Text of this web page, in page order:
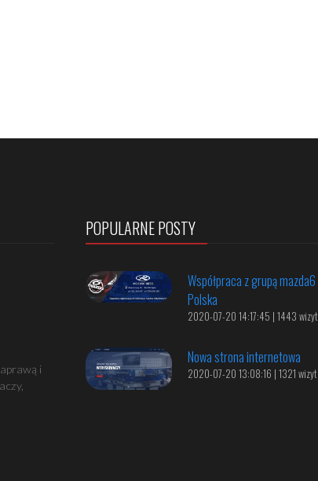
i
POPULARNE POSTY
Współpraca z grupą mazda6
Polska
2020-07-20 14:17:45 | 1443 wizyt
Nowa strona internetowa
2020-07-20 13:08:16 | 1321 wizyt